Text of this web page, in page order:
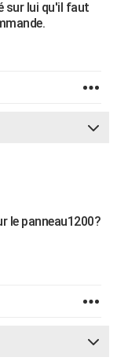
sur lui qu'il faut
le panneau1200?